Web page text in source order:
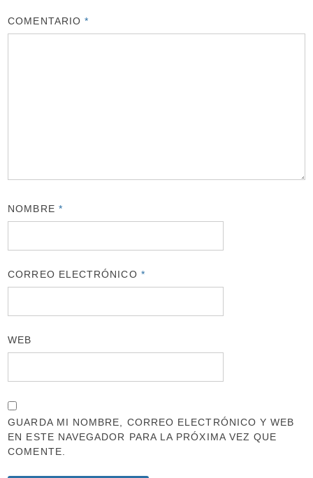
COMENTARIO*
NOMBRE *
CORREO ELECTRÓNICO *
WEB
GUARDA MI NOMBRE, CORREO ELECTRÓNICO Y WEB
EN ESTE NAVEGADOR PARA LA PRÓXIMA VEZ QUE
COMENTE.